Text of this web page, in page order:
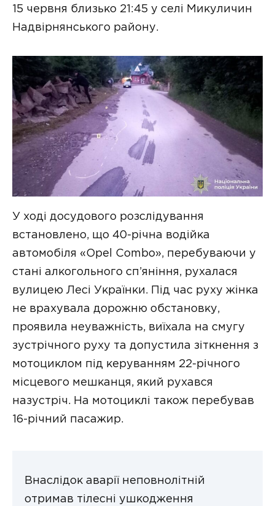
15 червня близько 21:45 у селі Микуличин
Надвірнянського району.
У ході досудового розслідування
встановлено, що 40-річна водійка
автомобіля «Opel Combo», перебуваючи у
стані алкогольного сп’яніння, рухалася
вулицею Лесі Українки. Під час руху жінка
не врахувала дорожню обстановку,
проявила неуважність, виїхала на смугу
зустрічного руху та допустила зіткнення з
мотоциклом під керуванням 22-річного
місцевого мешканця, який рухався
назустріч. На мотоциклі також перебував
16-річний пасажир.
Внаслідок аварії неповнолітній
отримав тілесні ушкодження